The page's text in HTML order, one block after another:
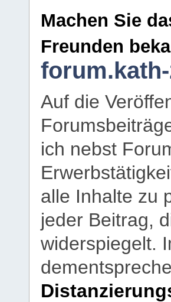
Machen Sie
Freunden
Auf die
ich nebst
alle Inhalte zu
jeder Beitrag,
widerspiegelt.